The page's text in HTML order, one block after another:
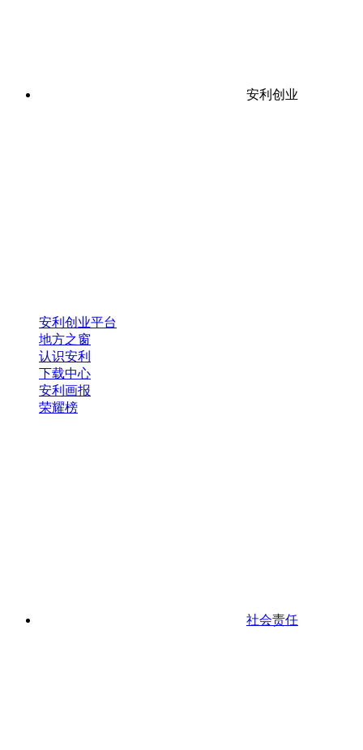
安利创业
安利创业平台
地方之窗
认识安利
下载中心
安利画报
荣耀榜
社会责任